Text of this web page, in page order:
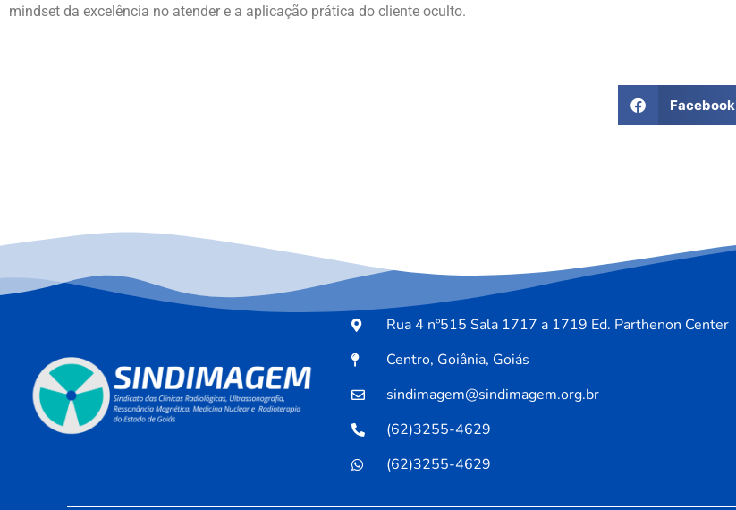
mindset da excelência no atender e a aplicação prática do cliente oculto.
Facebook
Rua 4 nº515 Sala 1717 a 1719 Ed. Parthenon Center
Centro, Goiânia, Goiás
sindimagem@sindimagem.org.br
(62)3255-4629
(62)3255-4629